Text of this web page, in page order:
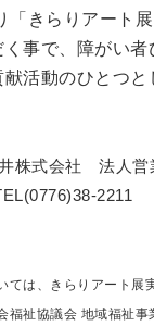
「きらりアート
く事で、障がい
活動のひとつ
株式会社 法人営
2211
は、きらりアート展
福祉協議会 地域福祉